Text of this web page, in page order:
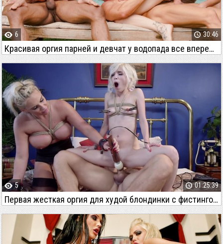
Красивая оргия парней и девчат у водопада все вперемешку
30:46
6
Первая жесткая оргия для худой блондинки с фистингом
01:25:39
5